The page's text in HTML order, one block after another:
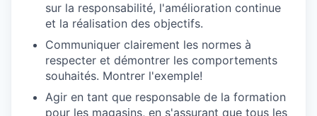
sur la responsabilité, l'amélioration continue
et la réalisation des objectifs.
Communiquer clairement les normes à
respecter et démontrer les comportements
souhaités. Montrer l'exemple!
Agir en tant que responsable de la formation
pour les magasins, en s'assurant que tous les